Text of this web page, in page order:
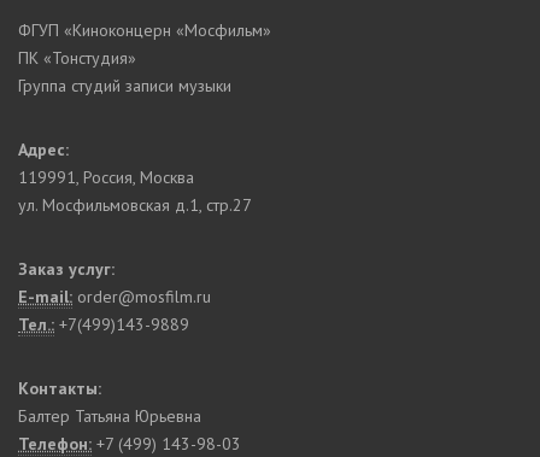
ФГУП «Киноконцерн «Мосфильм»
ПК «Тонстудия»
Группа студий записи музыки
Адрес:
119991, Россия, Москва
ул. Мосфильмовская д.1, стр.27
Заказ услуг:
E-mail: order@mosfilm.ru
Тел.: +7(499)143-9889
Контакты:
Балтер Татьяна Юрьевна
Телефон: +7 (499) 143-98-03